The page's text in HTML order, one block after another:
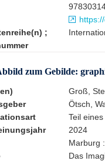
;
zum Gebilde:
Groß,
Ötsch,
Teil
2024
Marburg
Das